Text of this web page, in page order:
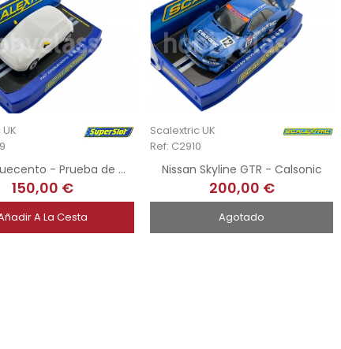
Fiat Cinquecento - Prueba de molde
150,00 €
A La Cesta
Scalextric UK
Ref: C2910
Nissan Skyline GTR - Calsonic
200,00 €
Agotado